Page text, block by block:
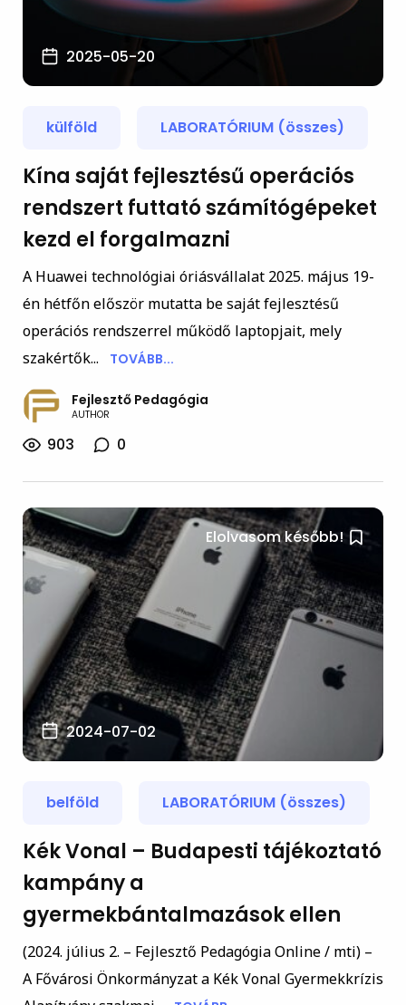
2025-05-20
külföld LABORATÓRIUM (összes)
Kína saját fejlesztésű operációs
rendszert futtató számítógépeket
kezd el forgalmazni
A Huawei technológiai óriásvállalat 2025. május 19-
én hétfőn először mutatta be saját fejlesztésű
operációs rendszerrel működő laptopjait, mely
szakértők...
TOVÁBB...
Fejlesztő Pedagógia
AUTHOR
903 0
Elolvasom később!
2024-07-02
belföld LABORATÓRIUM (összes)
Kék Vonal – Budapesti tájékoztató
kampány a
gyermekbántalmazások ellen
(2024. július 2. – Fejlesztő Pedagógia Online / mti) –
A Fővárosi Önkormányzat a Kék Vonal Gyermekkrízis